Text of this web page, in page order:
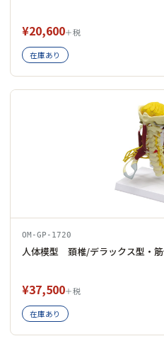
¥20,600＋税
在庫あり
OM-GP-1720
人体模型 頚椎/デラックス型・
¥37,500＋税
在庫あり